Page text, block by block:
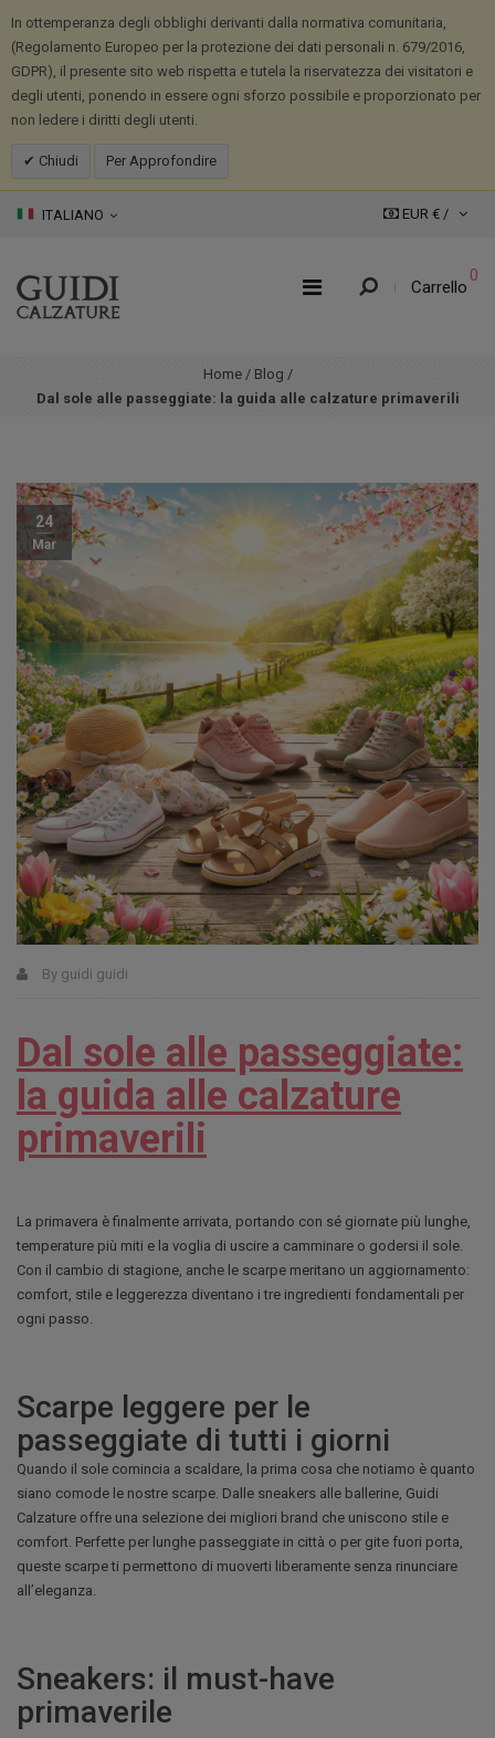
In ottemperanza degli obblighi derivanti dalla normativa comunitaria,
(Regolamento Europeo per la protezione dei dati personali n. 679/2016,
GDPR), il presente sito web rispetta e tutela la riservatezza dei visitatori e
degli utenti, ponendo in essere ogni sforzo possibile e proporzionato per
non ledere i diritti degli utenti.
Chiudi Per Approfondire
ITALIANO EUR € /
Carrello
0
Home / Blog /
Dal sole alle passeggiate: la guida alle calzature primaverili
24
Mar
By guidi guidi
Dal sole alle passeggiate:
la guida alle calzature
primaverili
La primavera è finalmente arrivata, portando con sé giornate più lunghe,
temperature più miti e la voglia di uscire a camminare o godersi il sole.
Con il cambio di stagione, anche le scarpe meritano un aggiornamento:
comfort, stile e leggerezza diventano i tre ingredienti fondamentali per
ogni passo.
Scarpe leggere per le
passeggiate di tutti i giorni
Quando il sole comincia a scaldare, la prima cosa che notiamo è quanto
siano comode le nostre scarpe. Dalle sneakers alle ballerine, Guidi
Calzature offre una selezione dei migliori brand che uniscono stile e
comfort. Perfette per lunghe passeggiate in città o per gite fuori porta,
queste scarpe ti permettono di muoverti liberamente senza rinunciare
all’eleganza.
Sneakers: il must-have
primaverile